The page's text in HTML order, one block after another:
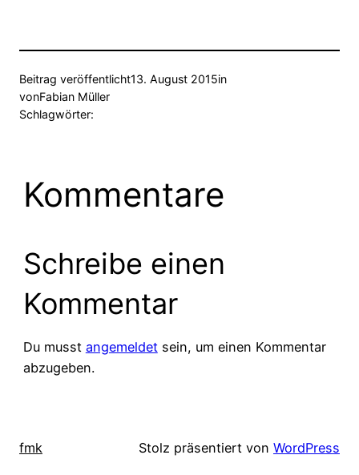
Beitrag veröffentlicht13. August 2015in
vonFabian Müller
Schlagwörter:
Kommentare
Schreibe einen
Kommentar
Du musst angemeldetsein, um einen Kommentar
abzugeben.
fmk Stolz präsentiert von WordPress